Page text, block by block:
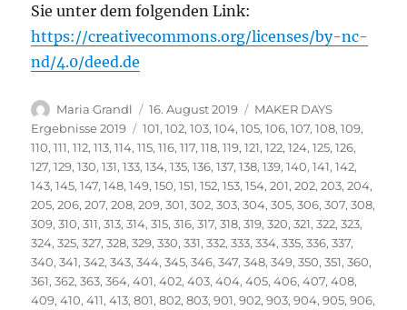
Sie unter dem folgenden Link:
https://creativecommons.org/licenses/by-nc-
nd/4.0/deed.de
Autor
Maria Grandl
Veröffentlicht
am
16. August 2019 Kategorien
MAKER DAYS
Ergebnisse 2019
Schlagwörter
101,102,103,104,105,106,107,108,109,
110,111,112,113,114,115,116,117,118,119,121,122,124,125,126,
127,129,130,131,133,134,135,136,137,138,139,140,141,142,
143,145,147,148,149,150,151,152,153,154,201,202,203,204,
205,206,207,208,209,301,302,303,304,305,306,307,308,
309,310,311,313,314,315,316,317,318,319,320,321,322,323,
324,325,327,328,329,330,331,332,333,334,335,336,337,
340,341,342,343,344,345,346,347,348,349,350,351,360,
361,362,363,364,401,402,403,404,405,406,407,408,
409,410,411,413,801,802,803,901,902,903,904,905,906,